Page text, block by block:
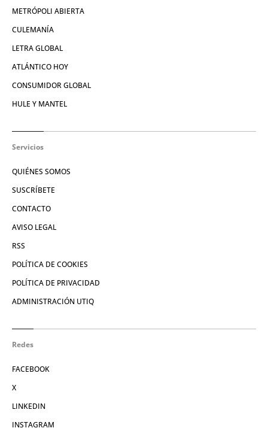
METRÓPOLI ABIERTA
CULEMANÍA
LETRA GLOBAL
ATLÁNTICO HOY
CONSUMIDOR GLOBAL
HULE Y MANTEL
Servicios
QUIÉNES SOMOS
SUSCRÍBETE
CONTACTO
AVISO LEGAL
RSS
POLÍTICA DE COOKIES
POLÍTICA DE PRIVACIDAD
ADMINISTRACIÓN UTIQ
Redes
FACEBOOK
X
LINKEDIN
INSTAGRAM